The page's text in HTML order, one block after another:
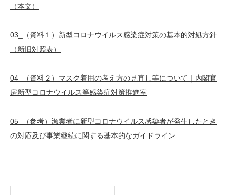
（本文）
03_（資料１）新型コロナウイルス感染症対策の基本的対処方針
（新旧対照表）
04_（資料２）マスク着用の考え方の見直し等について｜内閣官
房新型コロナウイルス等感染症対策推進室
05_（参考）漁業者に新型コロナウイルス感染者が発生したとき
の対応及び事業継続に関する基本的なガイドライン